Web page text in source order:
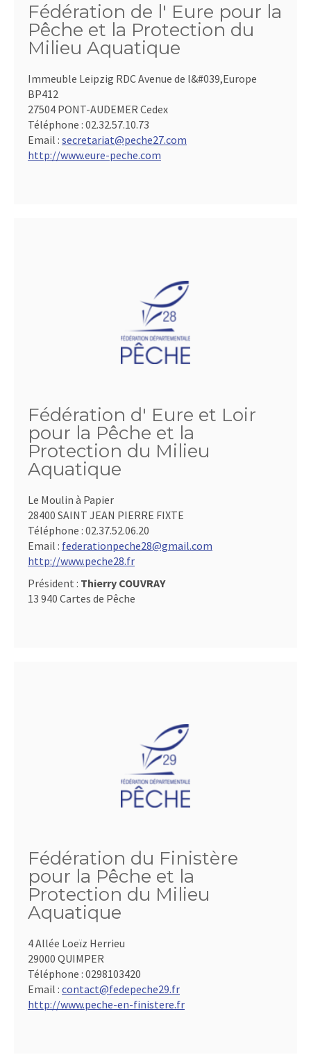
Fédération de l' Eure pour la
Pêche et la Protection du
Milieu Aquatique
Immeuble Leipzig RDC Avenue de l&#039,Europe
BP412
27504 PONT-AUDEMER Cedex
Téléphone : 02.32.57.10.73
Email : secretariat@peche27.com
http://www.eure-peche.com
Fédération d' Eure et Loir
pour la Pêche et la
Protection du Milieu
Aquatique
Le Moulin à Papier
28400 SAINT JEAN PIERRE FIXTE
Téléphone : 02.37.52.06.20
Email : federationpeche28@gmail.com
http://www.peche28.fr
Président : Thierry COUVRAY
13 940 Cartes de Pêche
Fédération du Finistère
pour la Pêche et la
Protection du Milieu
Aquatique
4 Allée Loeïz Herrieu
29000 QUIMPER
Téléphone : 0298103420
Email : contact@fedepeche29.fr
http://www.peche-en-finistere.fr